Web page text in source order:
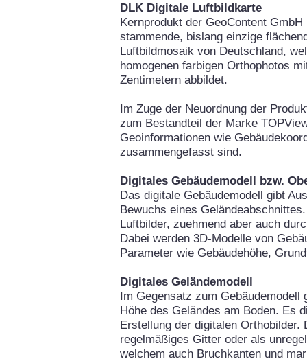
DLK Digitale Luftbildkarte
Kernprodukt der GeoContent
stammende, bislang einzige
Luftbildmosaik von Deutschland,
homogenen farbigen Orthophotos
Zentimetern abbildet.
Im Zuge der Neuordnung der
zum Bestandteil der Marke
Geoinformationen wie
zusammengefasst sind.
Digitales Gebäudemodell bzw.
Das digitale Gebäudemodell gibt
Bewuchs eines
Luftbilder, zuehmend aber auch
Dabei werden 3D-Modelle von
Parameter wie Gebäudehöhe,
Digitales Geländemodell
Im Gegensatz zum
Höhe des Geländes am Boden. Es
Erstellung der digitalen
regelmäßiges Gitter oder als
welchem auch Bruchkanten und